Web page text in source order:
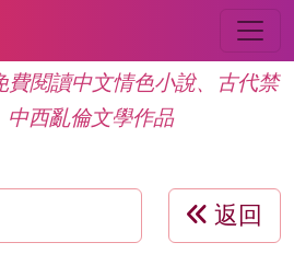
費閱讀中文情色小說、古代禁
中西亂倫文學作品
返回